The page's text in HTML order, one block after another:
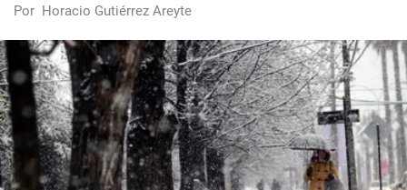
Por Horacio Gutiérrez Areyte